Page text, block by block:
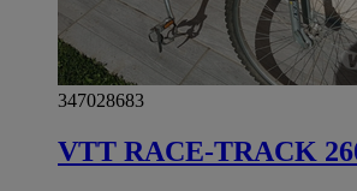
347028683
VTT RACE-TRACK